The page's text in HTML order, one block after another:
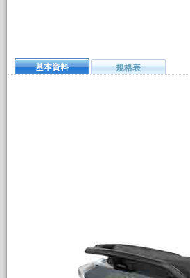
基本資料 規格表